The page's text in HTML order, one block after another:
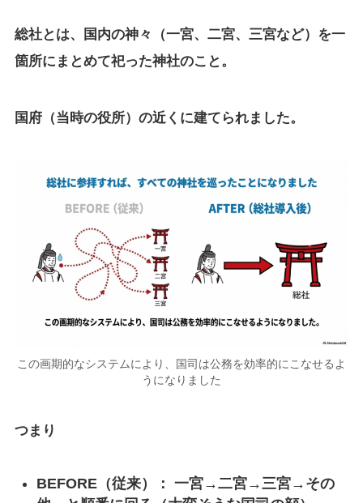
総社とは、国内の神々（一宮、二宮、三宮など）を一
箇所にまとめて祀った神社のこと。
国府（当時の役所）の近くに建てられました。
この画期的なシステムにより、国司は公務を効率的にこなせるよ
うになりました
つまり
BEFORE（従来）： 一宮→二宮→三宮→その